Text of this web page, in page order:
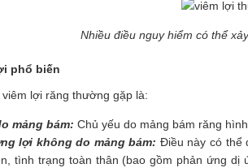
Nhiều điều nguy hiểm có thể
phổ biến
lợi răng thường gặp là:
mảng bám: Chủ yếu do mảng bám răng
lợi không do mảng bám: Điều này có thể
tình trạng toàn thân (bao gồm phản ứng